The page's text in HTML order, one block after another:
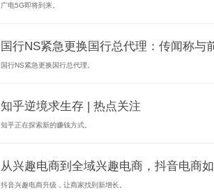
广电5G即将到来。
国行NS紧急更换国行总代理：传闻称与
国行NS紧急更换国行总代理。
知乎逆境求生存 | 热点关注
知乎正在探索新的赚钱方式。
从兴趣电商到全域兴趣电商，抖音电商
抖音兴趣电商升级，让商家找到新增长。